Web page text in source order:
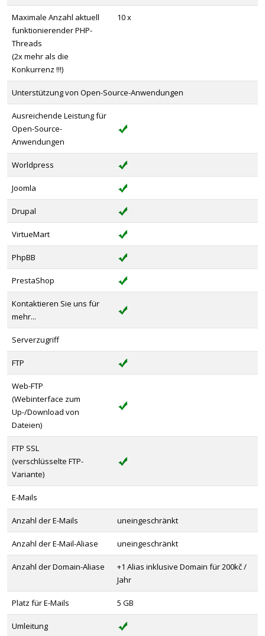
Maximale Anzahl aktuell
funktionierender PHP-
Threads
(2x mehr als die
Konkurrenz !!!)
10 x
Unterstützung von Open-Source-Anwendungen
Ausreichende Leistung für
Open-Source-
Anwendungen
Worldpress
Joomla
Drupal
VirtueMart
PhpBB
PrestaShop
Kontaktieren Sie uns für
mehr...
Serverzugriff
FTP
Web-FTP
(Webinterface zum
Up-/Download von
Dateien)
FTP SSL
(verschlüsselte FTP-
Variante)
E-Mails
Anzahl der E-Mails uneingeschränkt
Anzahl der E-Mail-Aliase uneingeschränkt
Anzahl der Domain-Aliase
+1 Alias ​​inklusive Domain für 200kč /
Jahr
Platz für E-Mails 5 GB
Umleitung